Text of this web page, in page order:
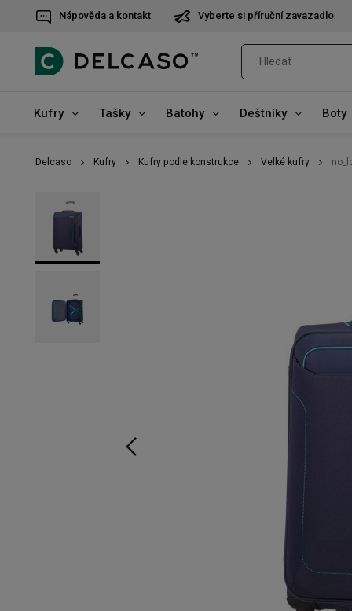
Nápověda a kontakt Vyberte si příruční zavazadlo
Kufry Tašky Batohy Deštníky Boty
Delcaso Kufry Kufry podle konstrukce Velké kufry